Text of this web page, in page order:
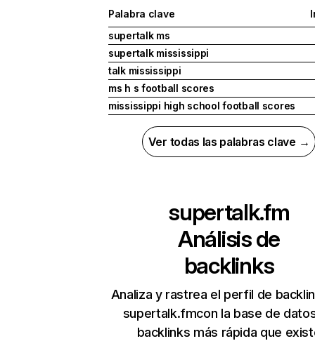
Palabra clave
supertalk ms
supertalk mississippi
talk mississippi
ms h s football scores
mississippi high school football scores
Ver todas las palabras clave →
supertalk.fm
Análisis de
backlinks
Analiza y rastrea el perfil de
supertalk.fmcon la base de
backlinks más rápida que